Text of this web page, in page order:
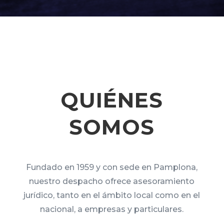
QUIÉNES
SOMOS
Fundado en 1959 y con sede en Pamplona,
nuestro despacho ofrece asesoramiento
jurídico, tanto en el ámbito local como en el
nacional, a empresas y particulares.